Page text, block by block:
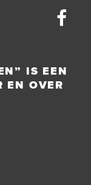
IS EEN
EN OVER